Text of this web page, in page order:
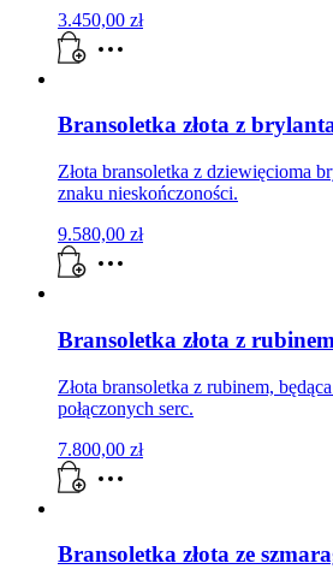
3.450,00 zł
Bransoletka złota z
Złota bransoletka z dziewięcioma
znaku nieskończoności.
9.580,00 zł
Bransoletka złota z rubinem
Złota bransoletka z rubinem,
połączonych serc.
7.800,00 zł
Bransoletka złota ze